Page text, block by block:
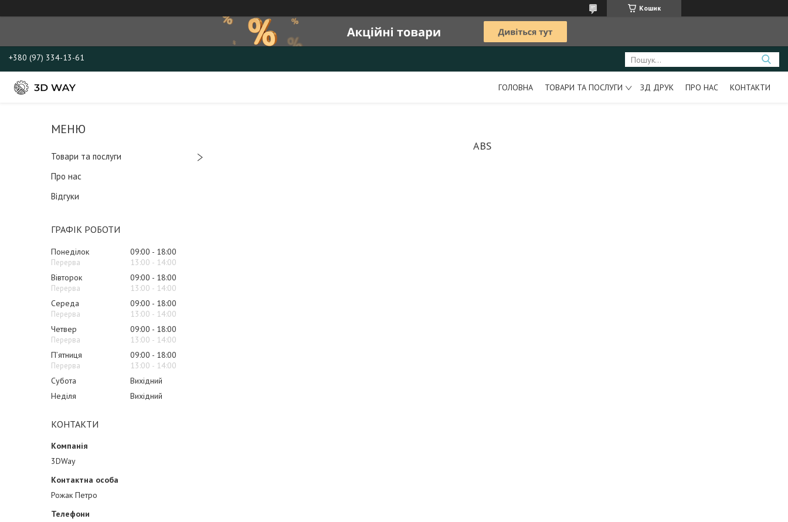
Кошик
+380 (97) 334-13-61
ГОЛОВНА ТОВАРИ ТА ПОСЛУГИ ЗД ДРУК ПРО НАС КОНТАКТИ
Товари та послуги
Про нас
Відгуки
ГРАФІК РОБОТИ
Понеділок 09:00
18:00
13:00
14:00
Вівторок
09:00
18:00
13:00
14:00
Середа
09:00
18:00
13:00
14:00
Четвер
09:00
18:00
13:00
14:00
Пʼятниця
09:00
18:00
13:00
14:00
Субота
Вихідний
Неділя
Вихідний
КОНТАКТИ
3DWay
Рожак Петро
ABS